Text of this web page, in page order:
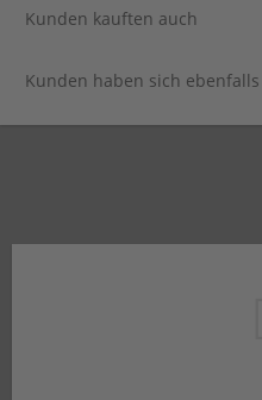
Kunden kauften auch
Kunden haben sich